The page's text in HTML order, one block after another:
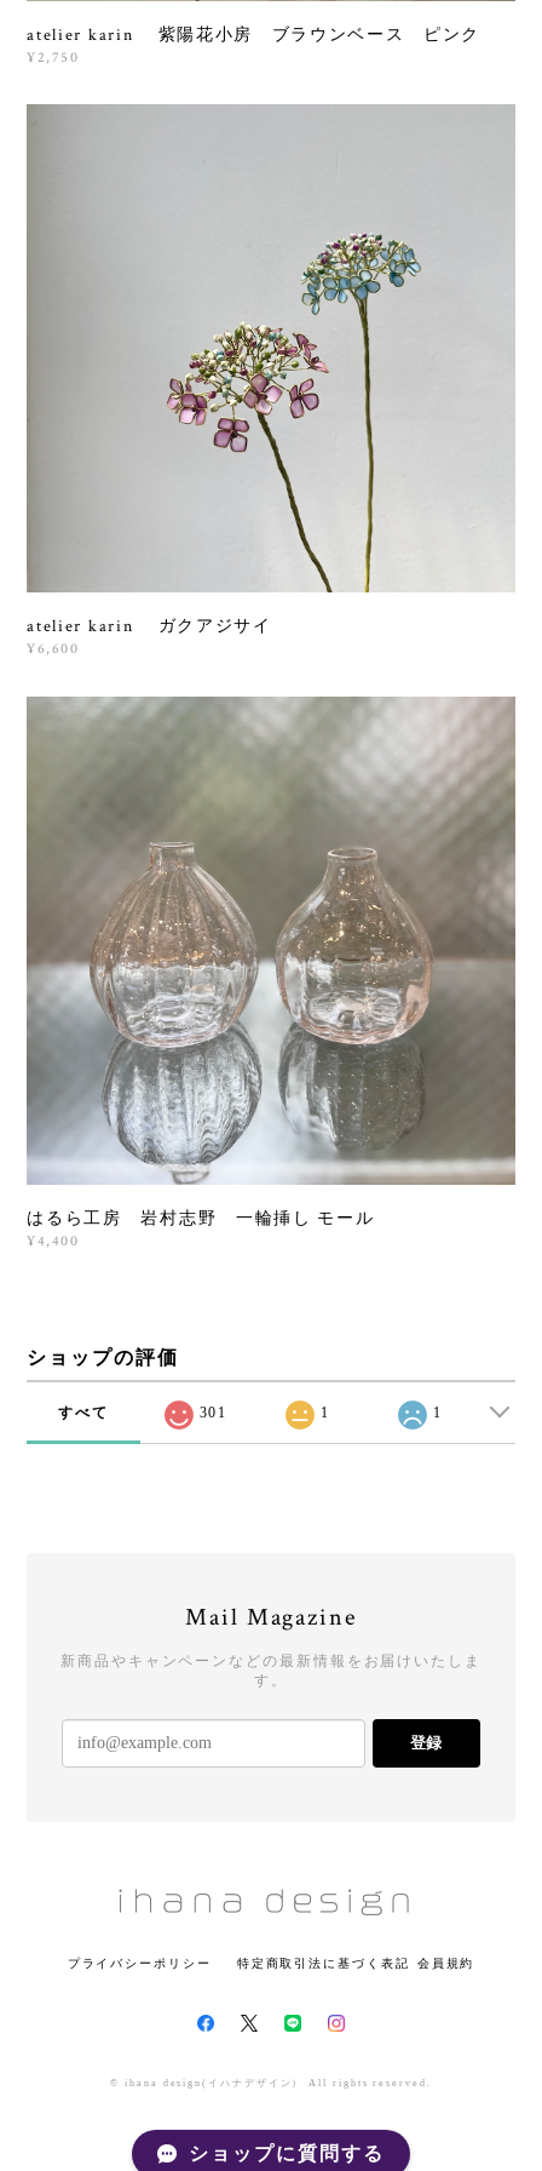
atelier karin 紫陽花小房 ブラウンベース ピンク
¥2,750
atelier karin ガクアジサイ
¥6,600
はるら工房 岩村志野 一輪挿し モール
¥4,400
ショップの評価
すべて 301 1 1
Mail Magazine
新商品やキャンペーンなどの最新情報をお届けいたしま
す。
登録
プライバシーポリシー 特定商取引法に基づく表記 会員規約
© ihana design(イハナデザイン） All rights reserved.
ショップに質問する